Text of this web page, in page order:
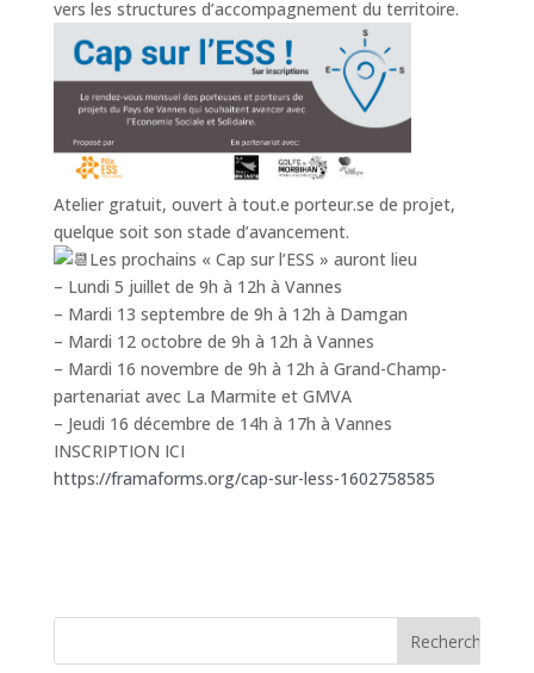
vers les structures d’accompagnement du territoire.
Atelier gratuit, ouvert à tout.e porteur.se de projet,
quelque soit son stade d’avancement.
Les prochains « Cap sur l’ESS » auront lieu
– Lundi 5 juillet de 9h à 12h à Vannes
– Mardi 13 septembre de 9h à 12h à Damgan
– Mardi 12 octobre de 9h à 12h à Vannes
– Mardi 16 novembre de 9h à 12h à Grand-Champ-
partenariat avec La Marmite et GMVA
– Jeudi 16 décembre de 14h à 17h à Vannes
INSCRIPTION ICI
https://framaforms.org/cap-sur-less-1602758585